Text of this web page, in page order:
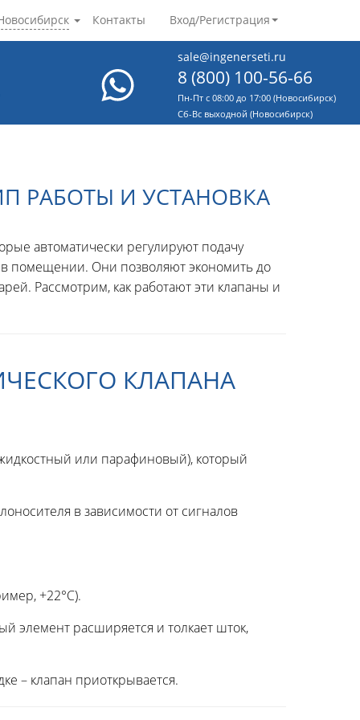
Контакты Вход/Регистрация
sale@ingenerseti.ru
8 (800) 100-56-66
Пн-Пт с 08:00 до 17:00 (Новосибирск)
Cб-Вс выходной (Новосибирск)
РАБОТЫ И УСТАНОВКА
автоматически регулируют подачу
помещении. Они позволяют экономить до
Рассмотрим, как работают эти клапаны и
КЛАПАНА
или парафиновый), который
в зависимости от сигналов
+22°C).
элемент расширяется и толкает шток,
– клапан приоткрывается.